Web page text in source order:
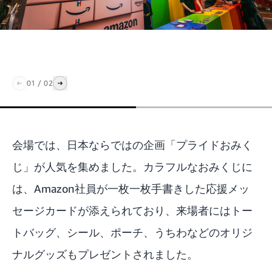
01 / 02
会場では、日本ならではの企画「プライドおみく
じ」が人気を集めました。カラフルなおみくじに
は、Amazon社員が一枚一枚手書きした応援メッ
セージカードが添えられており、来場者にはトー
トバッグ、シール、ポーチ、うちわなどのオリジ
ナルグッズもプレゼントされました。